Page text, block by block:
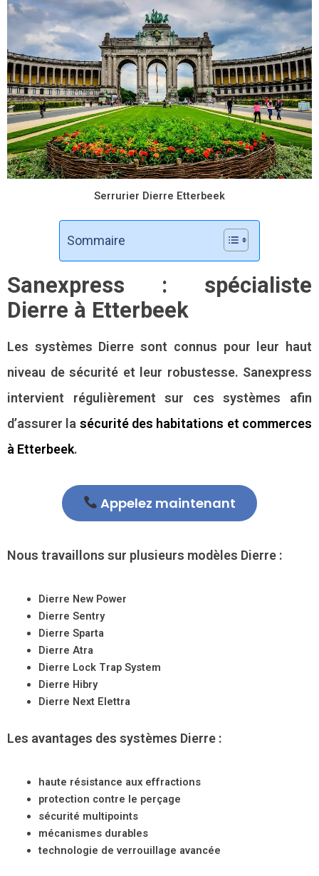
Serrurier Dierre Etterbeek
Sommaire
Sanexpress : spécialiste
Dierre à Etterbeek
Les systèmes Dierre sont connus pour leur haut
niveau de sécurité et leur robustesse. Sanexpress
intervient régulièrement sur ces systèmes afin
d’assurer la sécurité des habitations et commerces
à Etterbeek.
Appelez maintenant
Nous travaillons sur plusieurs modèles Dierre :
Dierre New Power
Dierre Sentry
Dierre Sparta
Dierre Atra
Dierre Lock Trap System
Dierre Hibry
Dierre Next Elettra
Les avantages des systèmes Dierre :
haute résistance aux effractions
protection contre le perçage
sécurité multipoints
mécanismes durables
technologie de verrouillage avancée